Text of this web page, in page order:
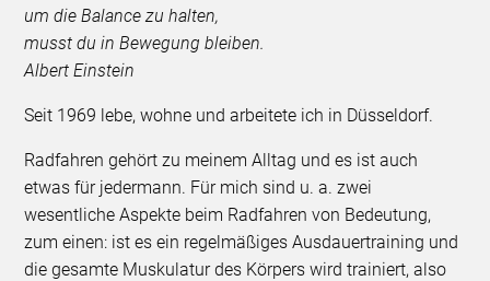
um die Balance zu halten,
musst du in Bewegung bleiben.
Albert Einstein
Seit 1969 lebe, wohne und arbeitete ich in Düsseldorf.
Radfahren gehört zu meinem Alltag und es ist auch
etwas für jedermann. Für mich sind u. a. zwei
wesentliche Aspekte beim Radfahren von Bedeutung,
zum einen: ist es ein regelmäßiges Ausdauertraining und
die gesamte Muskulatur des Körpers wird trainiert, also